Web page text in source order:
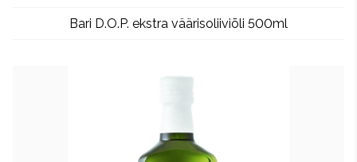
Bari D.O.P. ekstra väärisoliiviõli 500ml